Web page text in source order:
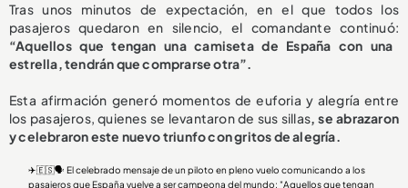
Tras unos minutos de expectación, en el que todos los
pasajeros quedaron en silencio, el comandante continuó:
“Aquellos que tengan una camiseta de España con una
estrella, tendrán que comprarse otra”.
Esta afirmación generó momentos de euforia y alegría entre
los pasajeros, quienes se levantaron de sus sillas, se abrazaron
y celebraron este nuevo triunfo con gritos de alegría.
✈️🇪🇸🗣️ El celebrado mensaje de un piloto en pleno vuelo comunicando a los
pasajeros que España vuelve a ser campeona del mundo: "Aquellos que tengan